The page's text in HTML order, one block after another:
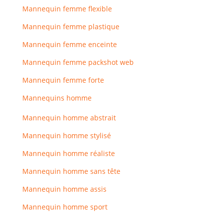
Mannequin femme flexible
Mannequin femme plastique
Mannequin femme enceinte
Mannequin femme packshot web
Mannequin femme forte
Mannequins homme
Mannequin homme abstrait
Mannequin homme stylisé
Mannequin homme réaliste
Mannequin homme sans tête
Mannequin homme assis
Mannequin homme sport